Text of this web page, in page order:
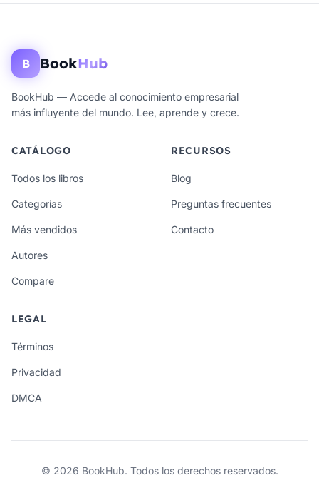
B BookHub
BookHub — Accede al conocimiento empresarial
más influyente del mundo. Lee, aprende y crece.
CATÁLOGO
Todos los libros
Categorías
Más vendidos
Autores
Compare
RECURSOS
Blog
Preguntas frecuentes
Contacto
LEGAL
Términos
Privacidad
DMCA
© 2026 BookHub. Todos los derechos reservados.